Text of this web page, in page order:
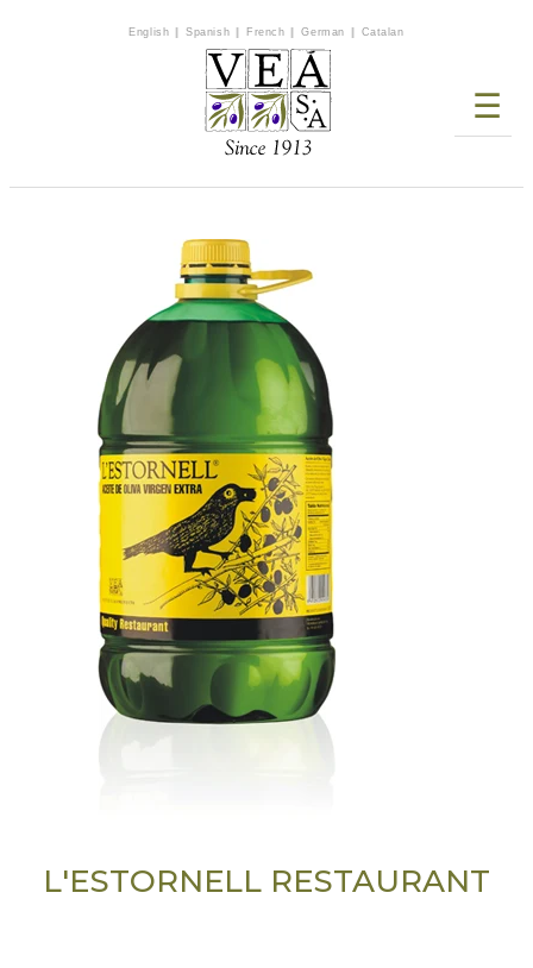
English Spanish French German Catalan
☰
L'ESTORNELL RESTAURANT